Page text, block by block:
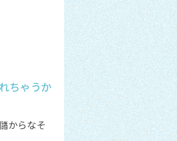
ちゃうか
からなそ